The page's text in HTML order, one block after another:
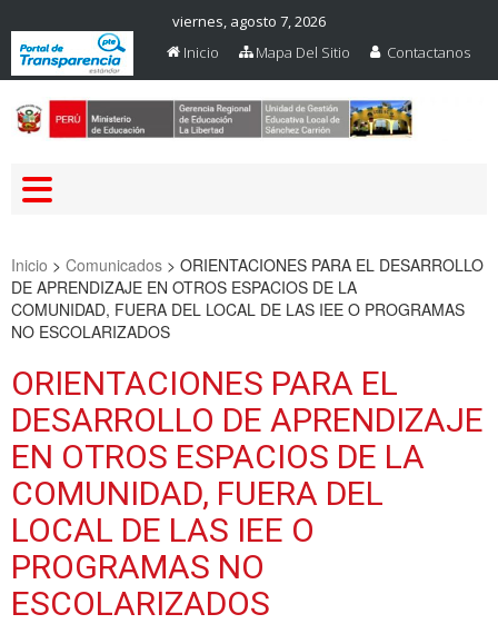
viernes, agosto 7, 2026
Inicio
Mapa Del Sitio Contactanos
Inicio > Comunicados > ORIENTACIONES PARA EL DESARROLLO
DE APRENDIZAJE EN OTROS ESPACIOS DE LA
COMUNIDAD, FUERA DEL LOCAL DE LAS IEE O PROGRAMAS
NO ESCOLARIZADOS
ORIENTACIONES PARA EL
DESARROLLO DE APRENDIZAJE
EN OTROS ESPACIOS DE LA
COMUNIDAD, FUERA DEL
LOCAL DE LAS IEE O
PROGRAMAS NO
ESCOLARIZADOS